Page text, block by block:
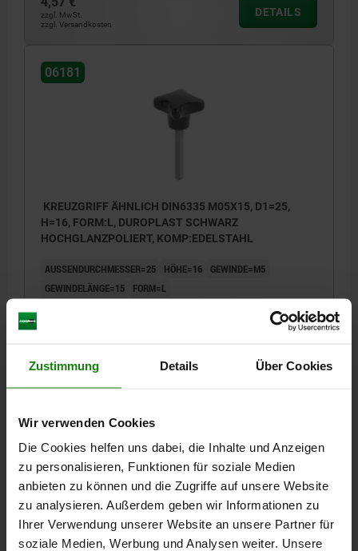
Zustimmung Details Über Cookies
Wir verwenden Cookies
Die Cookies helfen uns dabei, die Inhalte und Anzeigen
zu personalisieren, Funktionen für soziale Medien
anbieten zu können und die Zugriffe auf unsere Website
zu analysieren. Außerdem geben wir Informationen zu
Ihrer Verwendung unserer Website an unsere Partner für
soziale Medien, Werbung und Analysen weiter. Unsere
zzgl. MwSt.
zzgl. Versandkosten
DETAILS
06181
KREUZGRIFF ÄHNLICH DIN6335 M05X15, D1=25,
H=16, FORM:L, DUROPLAST SCHWARZ
HOCHGLANZPOLIERT, KOMP:EDELSTAHL
AUSSENDURCHMESSER=25 HÖHE=16
GEWINDE=M5
GEWINDELÄNGE=15
FORM=L
1,49 €
06181